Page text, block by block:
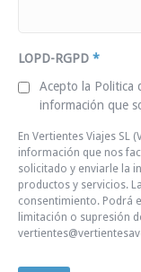
LOPD-RGPD *
Acepto la Politica
información que
En Vertientes Viajes SL
información que nos
solicitado y enviarle la
productos y servicios.
consentimiento. Podrá
limitación o supresión